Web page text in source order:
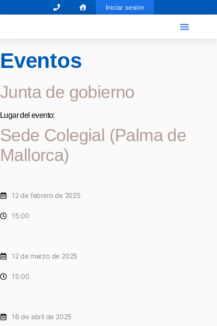
Iniciar sesión
Eventos
Junta de gobierno
Lugar del evento:
Sede Colegial (Palma de
Mallorca)
12 de febrero de 2025
15:00
12 de marzo de 2025
15:00
16 de abril de 2025